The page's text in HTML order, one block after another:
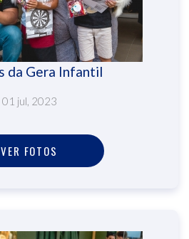
da Gera Infantil
01 jul, 2023
VER FOTOS